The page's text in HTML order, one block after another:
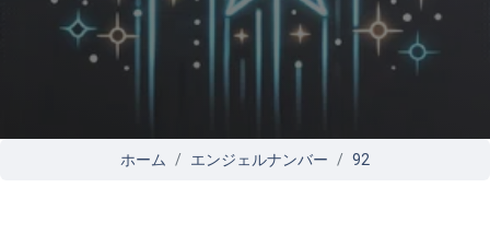
ホーム エンジェルナンバー 92